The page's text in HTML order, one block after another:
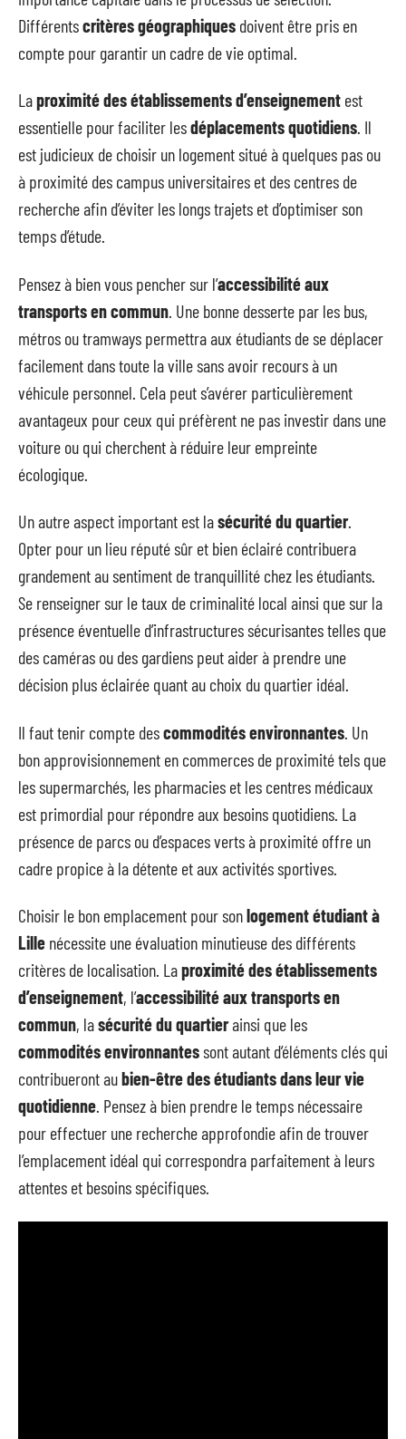
Différentscritères géographiques doivent être pris en
compte pour garantir un cadre de vie optimal.
Laproximité des établissements d’enseignement est
essentielle pour faciliter lesdéplacements quotidiens. Il
est judicieux de choisir un logement situé à quelques pas ou
à proximité des campus universitaires et des centres de
recherche afin d’éviter les longs trajets et d’optimiser son
temps d’étude.
Pensez à bien vous pencher sur l’accessibilité aux
transports en commun . Une bonne desserte par les bus,
métros ou tramways permettra aux étudiants de se déplacer
facilement dans toute la ville sans avoir recours à un
véhicule personnel. Cela peut s’avérer particulièrement
avantageux pour ceux qui préfèrent ne pas investir dans une
voiture ou qui cherchent à réduire leur empreinte
écologique.
Un autre aspect important est lasécurité du quartier.
Opter pour un lieu réputé sûr et bien éclairé contribuera
grandement au sentiment de tranquillité chez les étudiants.
Se renseigner sur le taux de criminalité local ainsi que sur la
présence éventuelle d’infrastructures sécurisantes telles que
des caméras ou des gardiens peut aider à prendre une
décision plus éclairée quant au choix du quartier idéal.
Il faut tenir compte descommodités environnantes . Un
bon approvisionnement en commerces de proximité tels que
les supermarchés, les pharmacies et les centres médicaux
est primordial pour répondre aux besoins quotidiens. La
présence de parcs ou d’espaces verts à proximité offre un
cadre propice à la détente et aux activités sportives.
Choisir le bon emplacement pour sonlogement étudiant à
Lille nécessite une évaluation minutieuse des différents
critères de localisation. Laproximité des établissements
d’enseignement, l’accessibilité aux transports en
commun, lasécurité du quartierainsi que les
commodités environnantessont autant d’éléments clés qui
contribueront aubien-être des étudiants dans leur vie
quotidienne. Pensez à bien prendre le temps nécessaire
pour effectuer une recherche approfondie afin de trouver
l’emplacement idéal qui correspondra parfaitement à leurs
attentes et besoins spécifiques.